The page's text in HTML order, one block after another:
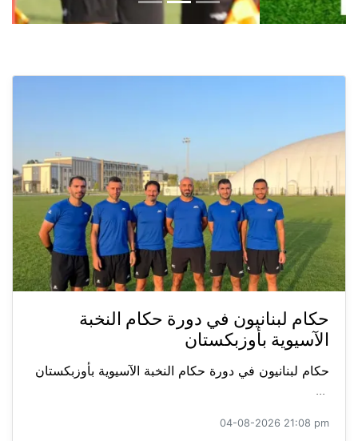
حكام لبنانيون في دورة حكام النخبة
الآسيوية بأوزبكستان
حكام لبنانيون في دورة حكام النخبة الآسيوية بأوزبكستان
...
04-08-2026 21:08 pm